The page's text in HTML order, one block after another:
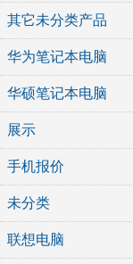
其它未分类产品
华为笔记本电脑
华硕笔记本电脑
展示
手机报价
未分类
联想电脑